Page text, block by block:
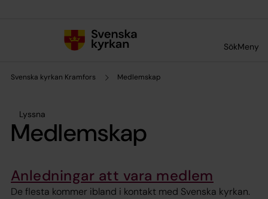
SökMeny
Svenska kyrkan Kramfors Medlemskap
Lyssna
Medlemskap
Anledningar att vara medlem
De flesta kommer ibland i kontakt med Svenska kyrkan.